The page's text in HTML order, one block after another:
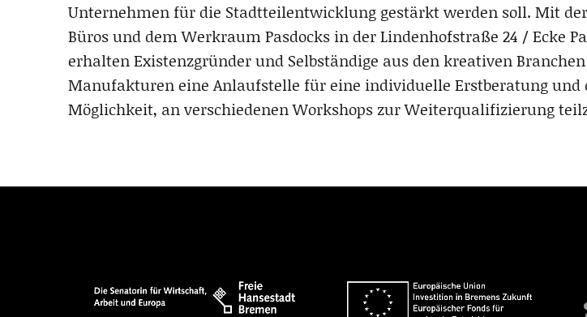
Unternehmen für die Stadtteilentwicklung gestärkt werden soll. Mit
Büros und dem Werkraum Pasdocks in der Lindenhofstraße 24 / Ecke
erhalten Existenzgründer und Selbständige aus den kreativen
Manufakturen eine Anlaufstelle für eine individuelle Erstberatung und
Möglichkeit, an verschiedenen Workshops zur Weiterqualifizierung